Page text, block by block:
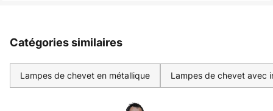
Catégories similaires
Lampes de chevet en métallique Lampes de chevet avec